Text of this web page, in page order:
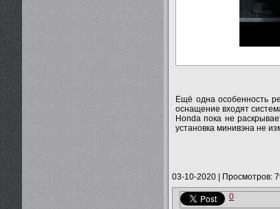
Ещё одна особенность
оснащение входят
Honda пока не
установка минивэна не
03-10-2020 | Просмотров:
0